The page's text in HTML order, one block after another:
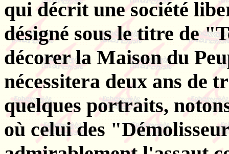
qui décrit une société
désigné sous le titre de
décorer la Maison du
nécessitera deux ans de
quelques portraits,
où celui des